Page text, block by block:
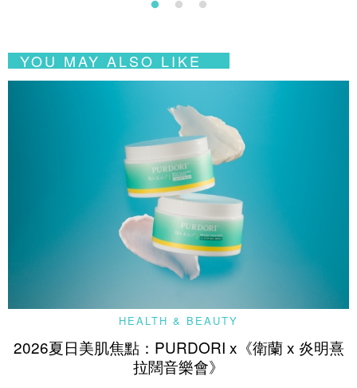
YOU MAY ALSO LIKE
HEALTH & BEAUTY
2026夏日美肌焦點：PURDORI x《衛蘭 x 炎明熹
拉闊音樂會》